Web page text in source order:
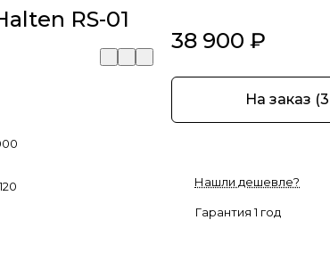
RS-01
120
38 900 ₽
На заказ
Нашли дешевле?
Гарантия 1 год